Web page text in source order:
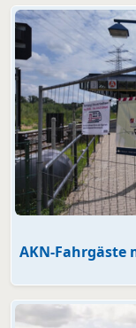
AKN-Fahrgäste